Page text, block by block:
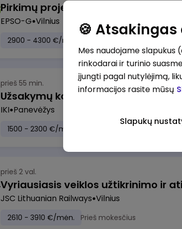
Pirkimų projektų vadovė (-as)
EPSO-G Vilnius
2900 - 4300 €/mėn.
prieš 55 min.
IKI Panevėžys
1500 - 2300 €/mėn. Prieš mokesčius
prieš 2 val.
JSC Lithuanian Railways Vilnius
2610 - 3910 €/mėn. Prieš mokesčius
🍪
Mes naudojame slapukus
rinkodarai ir turinio
įjungti pagal nutylėjimą,
informacijos rasite mūsų
Slapukų